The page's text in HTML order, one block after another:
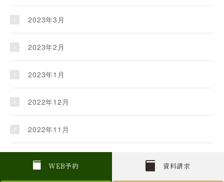
W EB予約 資料請求
2023年3月
2023年2月
2023年1月
2022年12月
2022年11月